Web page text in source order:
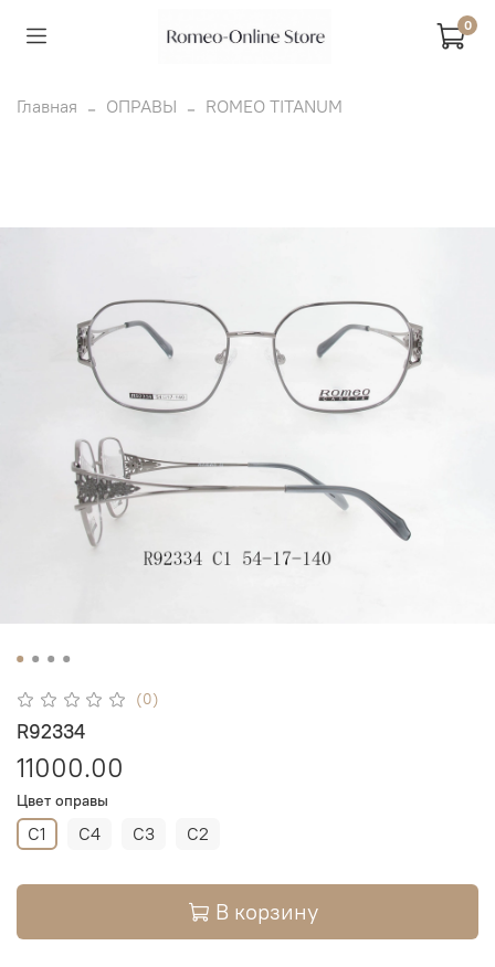
0
Главная ОПРАВЫ ROMEO TITANUM
(0)
R92334
11000.00
Цвет оправы
C1 C4 C3 C2
В корзину